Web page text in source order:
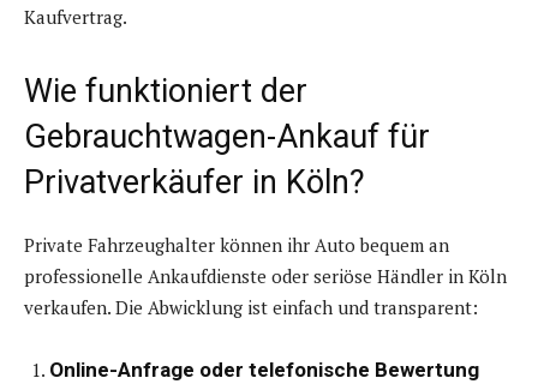
Kaufvertrag.
Wie funktioniert der
Gebrauchtwagen-Ankauf für
Privatverkäufer in Köln?
Private Fahrzeughalter können ihr Auto bequem an
professionelle Ankaufdienste oder seriöse Händler in Köln
verkaufen. Die Abwicklung ist einfach und transparent:
Online-Anfrage oder telefonische Bewertung